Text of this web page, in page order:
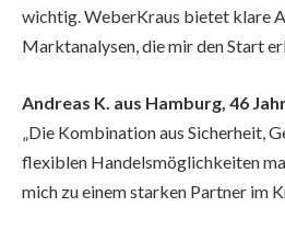
wichtig. WeberKraus bietet klare
Marktanalysen, die mir den Start
Andreas K. aus Hamburg, 46
„Die Kombination aus Sicherheit,
flexiblen Handelsmöglichkeiten
mich zu einem starken Partner im